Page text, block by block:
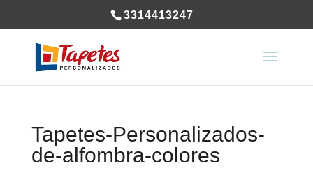
3314413247
Tapetes-Personalizados-
de-alfombra-colores